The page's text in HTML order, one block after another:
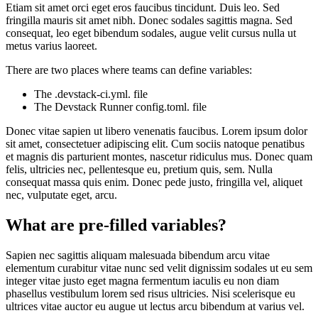
Etiam sit amet orci eget eros faucibus tincidunt. Duis leo. Sed
fringilla mauris sit amet nibh. Donec sodales sagittis magna. Sed
consequat, leo eget bibendum sodales, augue velit cursus nulla ut
metus varius laoreet.
There are two places where teams can define variables:
The .devstack-ci.yml. file
The Devstack Runner config.toml. file
Donec vitae sapien ut libero venenatis faucibus. Lorem ipsum dolor
sit amet, consectetuer adipiscing elit. Cum sociis natoque penatibus
et magnis dis parturient montes, nascetur ridiculus mus. Donec quam
felis, ultricies nec, pellentesque eu, pretium quis, sem. Nulla
consequat massa quis enim. Donec pede justo, fringilla vel, aliquet
nec, vulputate eget, arcu.
What are pre-filled variables?
Sapien nec sagittis aliquam malesuada bibendum arcu vitae
elementum curabitur vitae nunc sed velit dignissim sodales ut eu sem
integer vitae justo eget magna fermentum iaculis eu non diam
phasellus vestibulum lorem sed risus ultricies. Nisi scelerisque eu
ultrices vitae auctor eu augue ut lectus arcu bibendum at varius vel.